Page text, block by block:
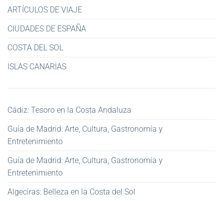
ARTÍCULOS DE VIAJE
CIUDADES DE ESPAÑA
COSTA DEL SOL
ISLAS CANARIAS
Cádiz: Tesoro en la Costa Andaluza
Guía de Madrid: Arte, Cultura, Gastronomía y
Entretenimiento
Guía de Madrid: Arte, Cultura, Gastronomía y
Entretenimiento
Algeciras: Belleza en la Costa del Sol